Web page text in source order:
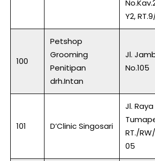
Y2,
100
Petshop
Grooming
Penitipan
drh.Intan
Jl.
No.105
101 D’Clinic Singosari
Jl. Raya
RT./
05